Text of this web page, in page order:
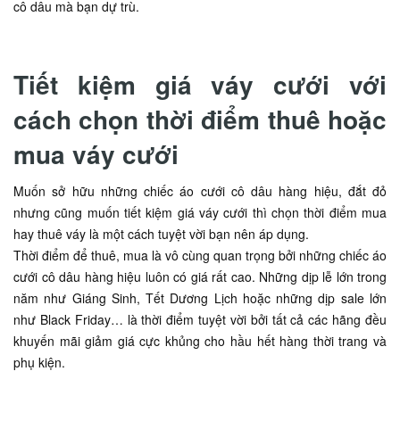
cô dâu mà bạn dự trù.
Tiết kiệm giá váy cưới với
cách chọn thời điểm thuê hoặc
mua váy cưới
Muốn sở hữu những chiếc áo cưới cô dâu hàng hiệu, đắt đỏ
nhưng cũng muốn tiết kiệm giá váy cưới thì chọn thời điểm mua
hay thuê váy là một cách tuyệt vời bạn nên áp dụng.
Thời điểm để thuê, mua là vô cùng quan trọng bởi những chiếc áo
cưới cô dâu hàng hiệu luôn có giá rất cao. Những dịp lễ lớn trong
năm như Giáng Sinh, Tết Dương Lịch hoặc những dịp sale lớn
như Black Friday… là thời điểm tuyệt vời bởi tất cả các hãng đều
khuyến mãi giảm giá cực khủng cho hầu hết hàng thời trang và
phụ kiện.